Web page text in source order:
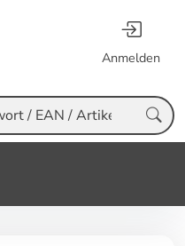
Anmelden